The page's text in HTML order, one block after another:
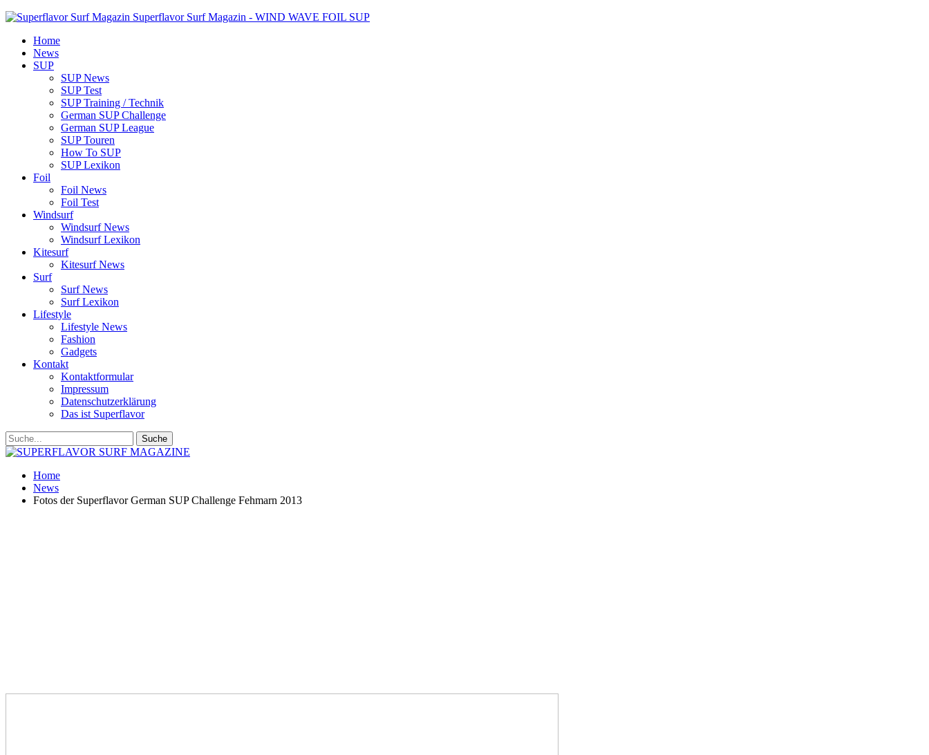
Superflavor Surf Magazin - WIND WAVE FOIL SUP
Home
News
SUP
SUP News
SUP Test
SUP Training / Technik
German SUP Challenge
German SUP League
SUP Touren
How To SUP
SUP Lexikon
Foil
Foil News
Foil Test
Windsurf
Windsurf News
Windsurf Lexikon
Kitesurf
Kitesurf News
Surf
Surf News
Surf Lexikon
Lifestyle
Lifestyle News
Fashion
Gadgets
Kontakt
Kontaktformular
Impressum
Datenschutzerklärung
Das ist Superflavor
Home
News
Fotos der Superflavor German SUP Challenge Fehmarn 2013